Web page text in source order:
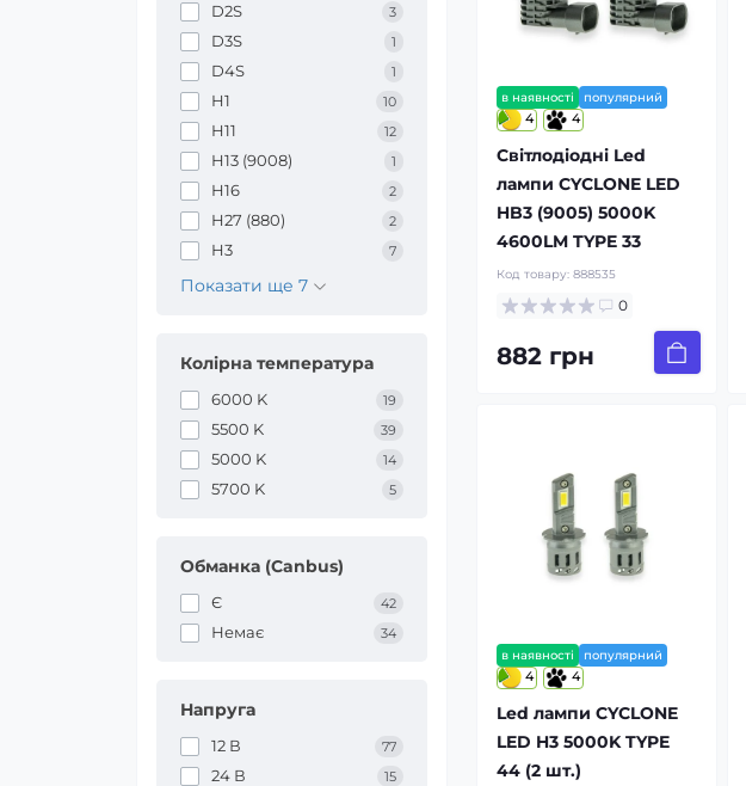
D2S 3
D3S 1
D4S 1
H1 10
H11 12
H13 (9008) 1
H16 2
H27 (880) 2
H3 7
Показати ще 7
Колірна температура
6000 K 19
5500 K 39
5000 K 14
5700 K 5
Обманка (Canbus)
Є 42
Немає 34
Напруга
12 В 77
24 В 15
в наявності популярний
4 4
Світлодіодні Led
лампи CYCLONE LED
HB3 (9005) 5000K
4600LM TYPE 33
Код товару: 888535
0
882 грн
в наявності популярний
4 4
Led лампи CYCLONE
LED H3 5000K TYPE
44 (2 шт.)